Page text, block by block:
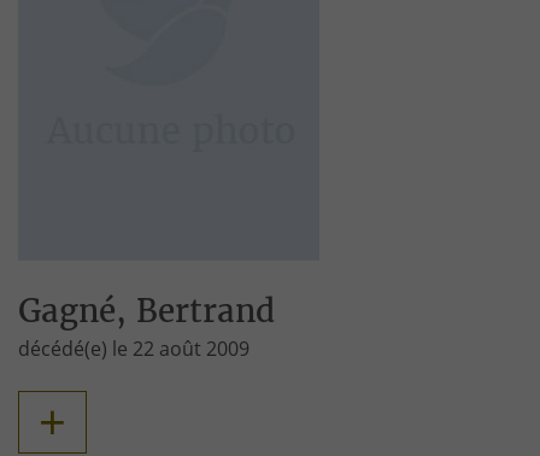
Gagné, Bertrand
décédé(e) le 22 août 2009
+